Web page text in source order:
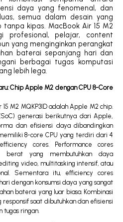
daya yang fenomenal, dan
semua dalam desain yang
kipas. MacBook Air 15 M2
profesional, pelajar, content
yang menginginkan perangkat
baterai sepanjang hari dan
berbagai tugas komputasi
lebih lega.
Chip Apple M2 dengan CPU 8-Core
M2 MQKP3ID adalah Apple M2 chip.
generasi berikutnya dari Apple,
dan efisiensi daya dibandingkan
8-core CPU yang terdiri dari 4
cores. Performance cores
berat yang membutuhkan daya
video, multitasking intensif, atau
Sementara itu, efficiency cores
dengan konsumsi daya yang sangat
baterai yang luar biasa. Kombinasi
saat dibutuhkan dan efisiensi
ringan.